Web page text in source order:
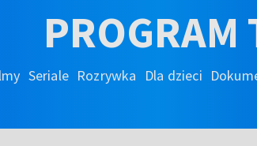
PROGRAM
Seriale Rozrywka Dla dzieci